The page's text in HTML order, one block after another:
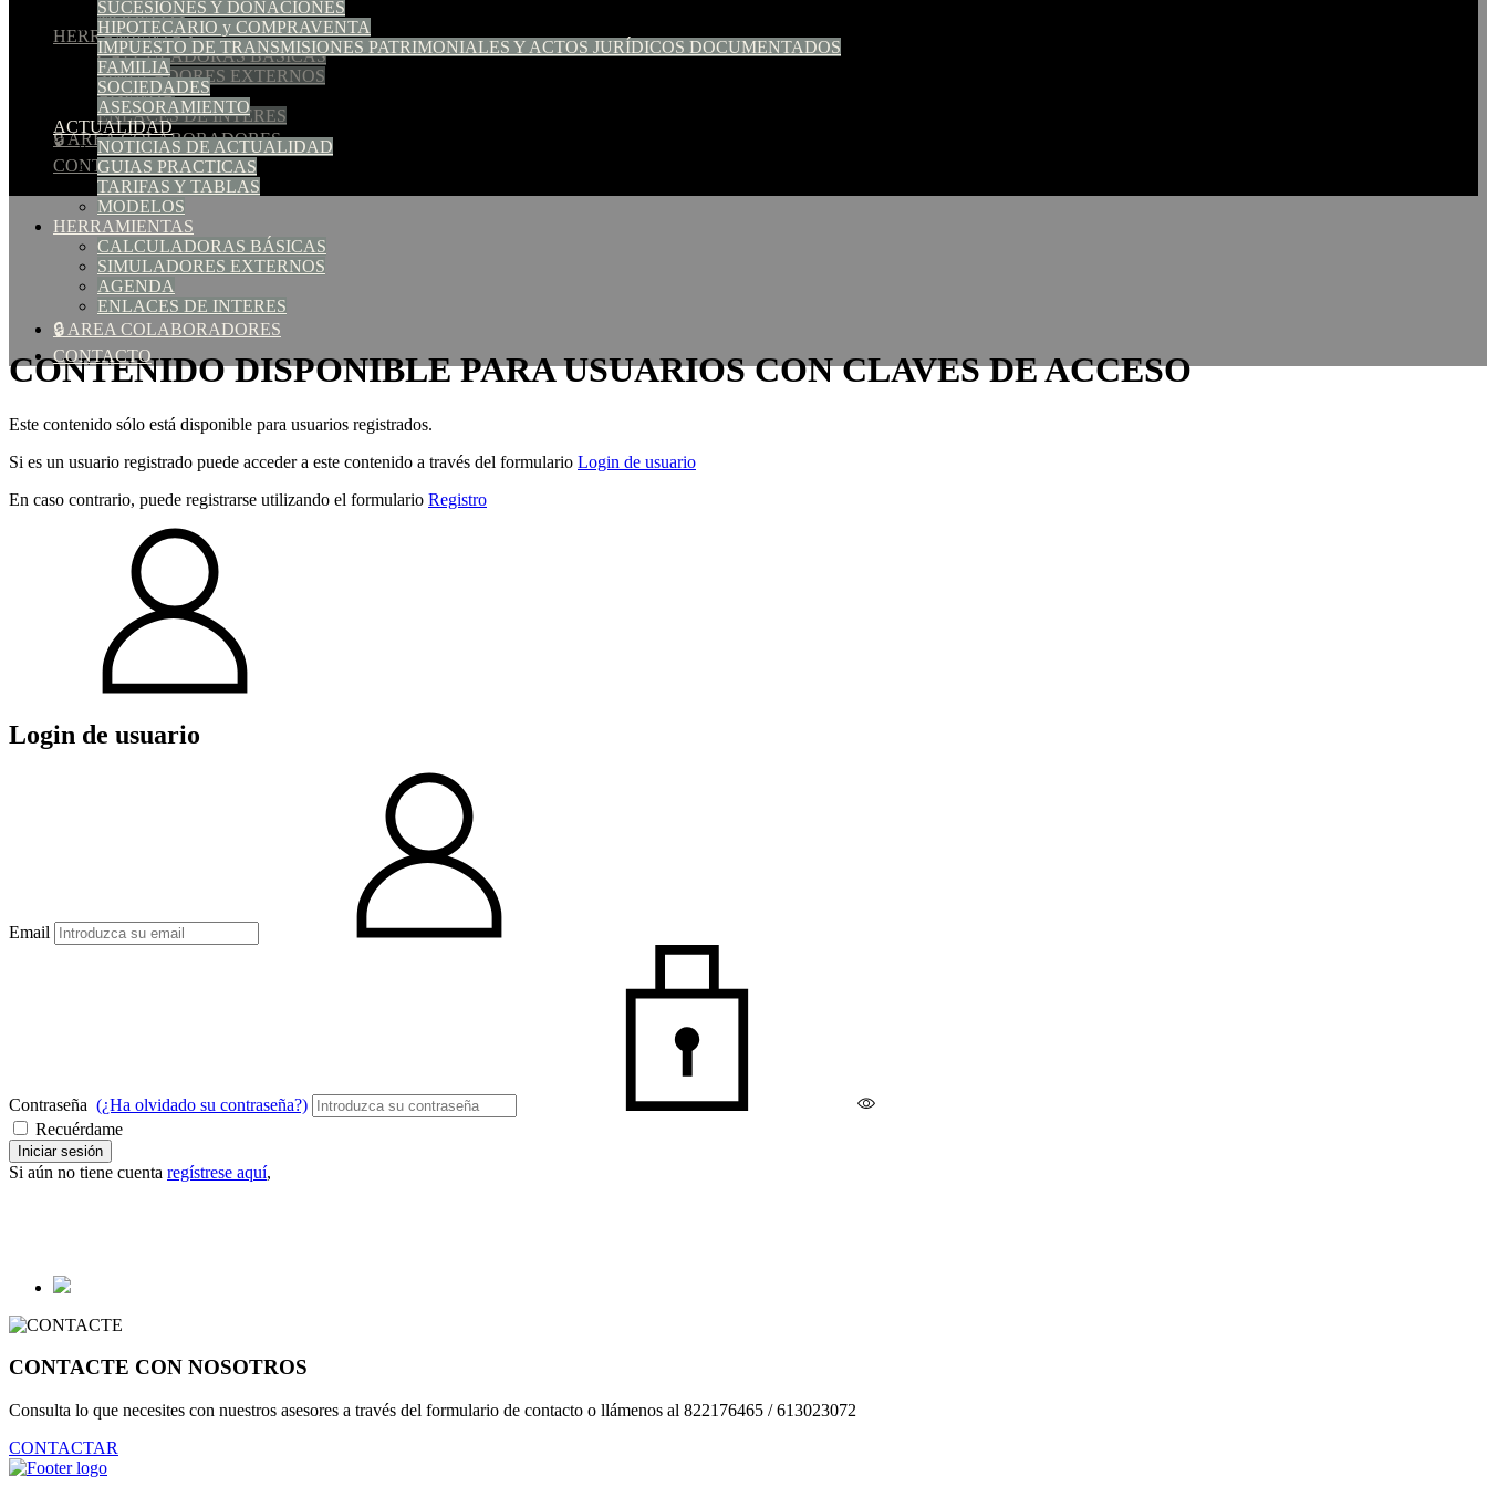
SUCESIONES Y DONACIONES
HIPOTECARIO y COMPRAVENTA
IMPUESTO DE TRANSMISIONES PATRIMONIALES Y ACTOS JURÍDICOS DOCUMENTADOS
FAMILIA
SOCIEDADES
ASESORAMIENTO
ACTUALIDAD
NOTICIAS DE ACTUALIDAD
GUIAS PRACTICAS
TARIFAS Y TABLAS
MODELOS
HERRAMIENTAS
CALCULADORAS BÁSICAS
SIMULADORES EXTERNOS
AGENDA
ENLACES DE INTERES
🔒 AREA COLABORADORES
CONTACTO
MODELOS
HERRAMIENTAS
CALCULADORAS BÁSICAS
SIMULADORES EXTERNOS
AGENDA
ENLACES DE INTERES
🔒 AREA COLABORADORES
CONTACTO
CONTENIDO DISPONIBLE PARA USUARIOS CON CLAVES DE ACCESO
Este contenido sólo está disponible para usuarios registrados.
Si es un usuario registrado puede acceder a este contenido a través del formulario Login de usuario
En caso contrario, puede registrarse utilizando el formulario Registro
Login de usuario
Email
Contraseña (¿Ha olvidado su contraseña?)
Recuérdame
Iniciar sesión
Si aún no tiene cuenta regístrese aquí,
CONTACTE CON NOSOTROS
Consulta lo que necesites con nuestros asesores a través del formulario de contacto o llámenos al 822176465 / 613023072
CONTACTAR